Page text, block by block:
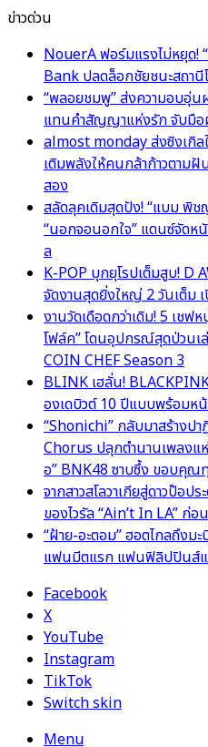
ข่าวด่วน
NouerA ฟอร์มแรงไม่หยุด!
Bank ปลดล็อกชัยชนะสถา
“พลอยชมพู” ส่งความอบอุ่
แทนคำสัญญาแห่งรัก จับมือ
almost monday ส่งซิงเกิ
เติมพลังให้คนกล้าก้าวตาม
สอง
สลัดลุคเดิมสุดปัง! “แบม พิ
“นอกจอนอกใจ” แดนซ์จัดห
ล
K-POP บุกยุโรปเต็มสูบ! D
จัดงานสุดยิ่งใหญ่ 2 วันเต็ม
งานวัดเดือดกว่าเดิม! 5 เช
โฟล์ค” โดนอุปกรณ์สุดป่วน
COIN CHEF Season 3
BLINK เฮลั่น!
องเดบิวต์ 10 ปีแบบพร้อมหน้
“Shonichi” กลับมาสร้างปา
Chorus ปลุกตำนานเพลงแ
อ” BNK48 ซาบซึ้ง ขอบคุ
จากสาวสโลวาเกียสู่ดาวป๊อป
ของไวรัล “Ain’t In LA” ก่
“ฝ้าย-อะตอม” ฮอตไกลถึงม
แฟนมีตแรก แฟนฟิลิปปินส์
Facebook
X
YouTube
Instagram
TikTok
Switch skin
Menu